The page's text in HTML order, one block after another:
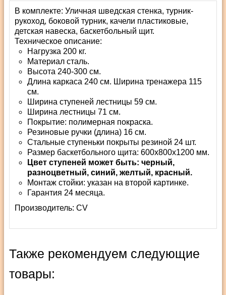
В комплекте: Уличная шведская стенка, турник-
рукоход, боковой турник, качели пластиковые,
детская навеска, баскетбольный щит.
Техническое описание:
Нагрузка 200 кг.
Материал сталь.
Высота 240-300 см.
Длина каркаса 240 см. Ширина тренажера 115
см.
Ширина ступеней лестницы 59 см.
Ширина лестницы 71 см.
Покрытие: полимерная покраска.
Резиновые ручки (длина) 16 см.
Стальные ступеньки покрыты резиной 24 шт.
Размер баскетбольного щита: 600x800x1200 мм.
Цвет ступеней может быть: черный,
разноцветный, синий, желтый, красный.
Монтаж стойки: указан на второй картинке.
Гарантия 24 месяца.
Производитель: СV
Также рекомендуем следующие
товары: